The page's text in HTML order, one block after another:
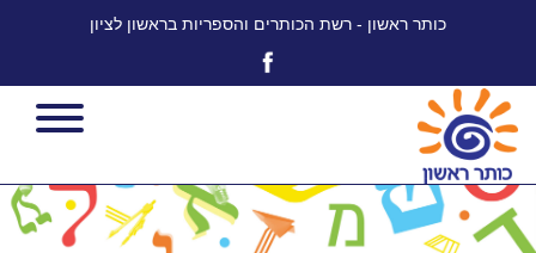
כותר ראשון - רשת הכותרים והספריות בראשון לציון